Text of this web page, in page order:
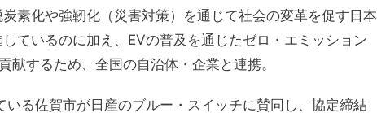
素化や強靭化（災害対策）を通じて社会の変革を促す日本
ているのに加え、EVの普及を通じたゼロ・エミッション
するため、全国の自治体・企業と連携。
る佐賀市が日産のブルー・スイッチに賛同し、協定締結